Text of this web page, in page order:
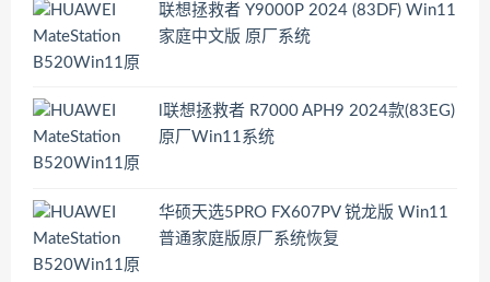
联想拯救者 Y9000P 2024 (83DF) Win11
家庭中文版 原厂系统
l联想拯救者 R7000 APH9 2024款(83EG)
原厂Win11系统
华硕天选5PRO FX607PV 锐龙版 Win11
普通家庭版原厂系统恢复